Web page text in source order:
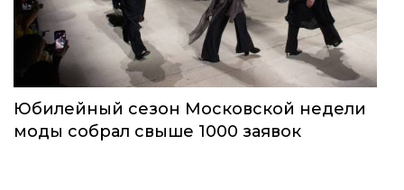
Юбилейный сезон Московской недели
моды собрал свыше 1000 заявок